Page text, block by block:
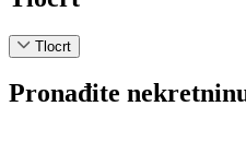
Tlocrt
Pronađite